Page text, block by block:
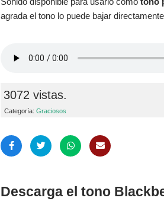
agrada el tono lo puede bajar
3072 vistas.
Categoría: Graciosos
Descarga el tono